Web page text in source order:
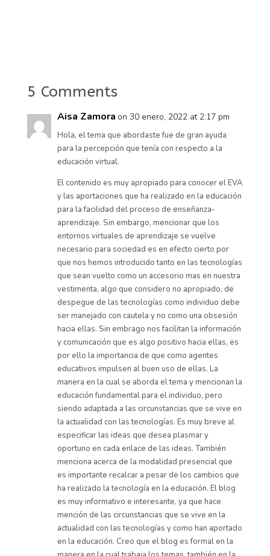
5 Comments
Aisa Zamora on 30 enero, 2022 at 2:17 pm
Hola, el tema que abordaste fue de gran ayuda
para la percepción que tenía con respecto a la
educación virtual.
El contenido es muy apropiado para conocer el EVA
y las aportaciones que ha realizado en la educación
para la facilidad del proceso de enseñanza-
aprendizaje. Sin embargo, mencionar que los
entornos virtuales de aprendizaje se vuelve
necesario para sociedad es en efecto cierto por
que nos hemos introducido tanto en las tecnologías
que sean vuelto como un accesorio mas en nuestra
vestimenta, algo que considero no apropiado, de
despegue de las tecnologías como individuo debe
ser manejado con cautela y no como una obsesión
hacia ellas. Sin embrago nos facilitan la información
y comunicación que es algo positivo hacia ellas, es
por ello la importancia de que como agentes
educativos impulsen al buen uso de ellas. La
manera en la cual se aborda el tema y mencionan la
educación fundamental para el individuo, pero
siendo adaptada a las circunstancias que se vive en
la actualidad con las tecnologías. Es muy breve al
especificar las ideas que desea plasmar y
oportuno en cada enlace de las ideas. También
menciona acerca de la modalidad presencial que
es importante recalcar a pesar de los cambios que
ha realizado la tecnología en la educación. El blog
es muy informativo e interesante, ya que hace
mención de las circunstancias que se vive en la
actualidad con las tecnologías y como han aportado
en la educación. Creo que el blog es formal en la